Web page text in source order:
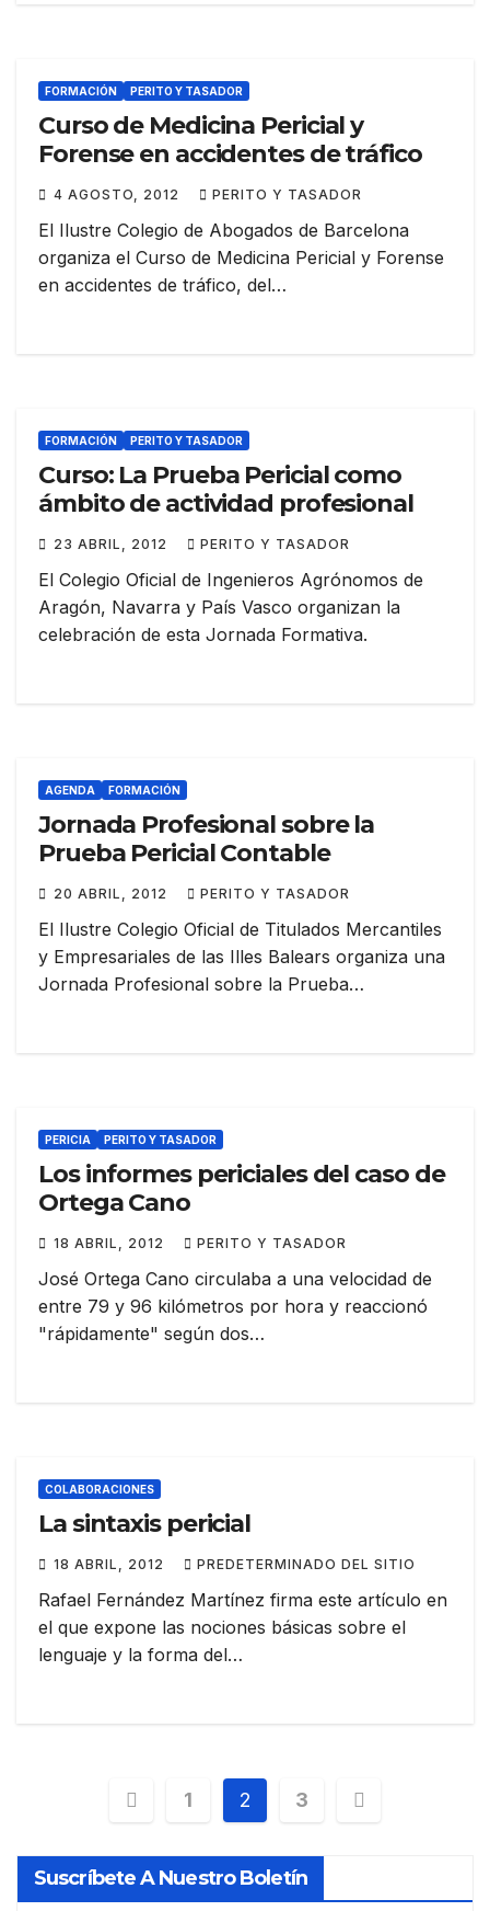
FORMACIÓN PERITO Y TASADOR
Curso de Medicina Pericial y
Forense en accidentes de tráfico
4 AGOSTO, 2012 PERITO Y TASADOR
El Ilustre Colegio de Abogados de Barcelona
organiza el Curso de Medicina Pericial y Forense
en accidentes de tráfico, del…
FORMACIÓN PERITO Y TASADOR
Curso: La Prueba Pericial como
ámbito de actividad profesional
23 ABRIL, 2012 PERITO Y TASADOR
El Colegio Oficial de Ingenieros Agrónomos de
Aragón, Navarra y País Vasco organizan la
celebración de esta Jornada Formativa.
AGENDA FORMACIÓN
Jornada Profesional sobre la
Prueba Pericial Contable
20 ABRIL, 2012 PERITO Y TASADOR
El Ilustre Colegio Oficial de Titulados Mercantiles
y Empresariales de las Illes Balears organiza una
Jornada Profesional sobre la Prueba…
PERICIA PERITO Y TASADOR
Los informes periciales del caso de
Ortega Cano
18 ABRIL, 2012 PERITO Y TASADOR
José Ortega Cano circulaba a una velocidad de
entre 79 y 96 kilómetros por hora y reaccionó
"rápidamente" según dos…
COLABORACIONES
La sintaxis pericial
18 ABRIL, 2012 PREDETERMINADO DEL SITIO
Rafael Fernández Martínez firma este artículo en
el que expone las nociones básicas sobre el
lenguaje y la forma del…
Paginación
de
entradas
1 2 3
Suscríbete A Nuestro Boletín